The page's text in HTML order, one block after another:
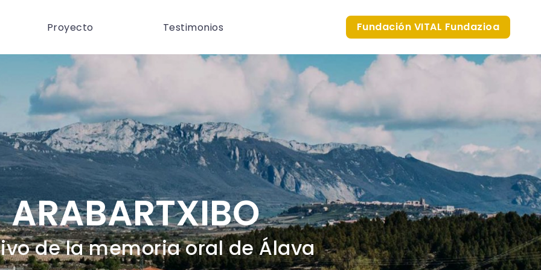
Proyecto Testimonios Fundación VITAL Fundazioa
ARABARTXIBO
de la memoria oral de Álava